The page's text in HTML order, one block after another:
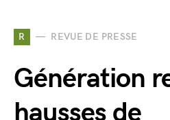
R REVUE DE PRESSE
Génération
hausses de